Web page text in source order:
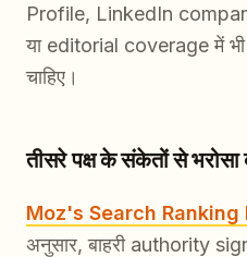
Profile, LinkedIn
या editorial coverage में भी
चाहिए।
तीसरे पक्ष के संकेतों से भरोसा
Moz's Search
अनुसार, बाहरी authority